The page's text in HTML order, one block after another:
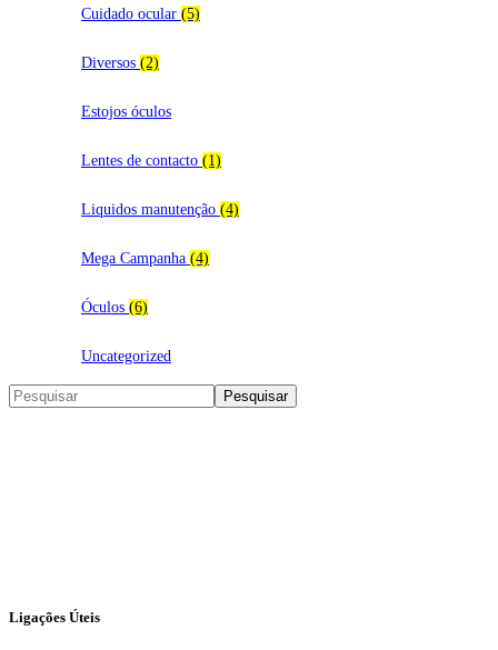
Cuidado ocular (5)
Diversos (2)
Estojos óculos
Lentes de contacto (1)
Liquidos manutenção (4)
Mega Campanha (4)
Óculos (6)
Uncategorized
Search Pesquisar
Ligações Úteis